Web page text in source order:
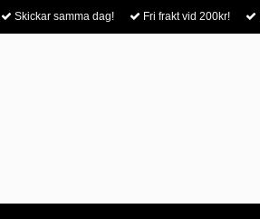
Skickar samma dag! Fri frakt vid 200kr!